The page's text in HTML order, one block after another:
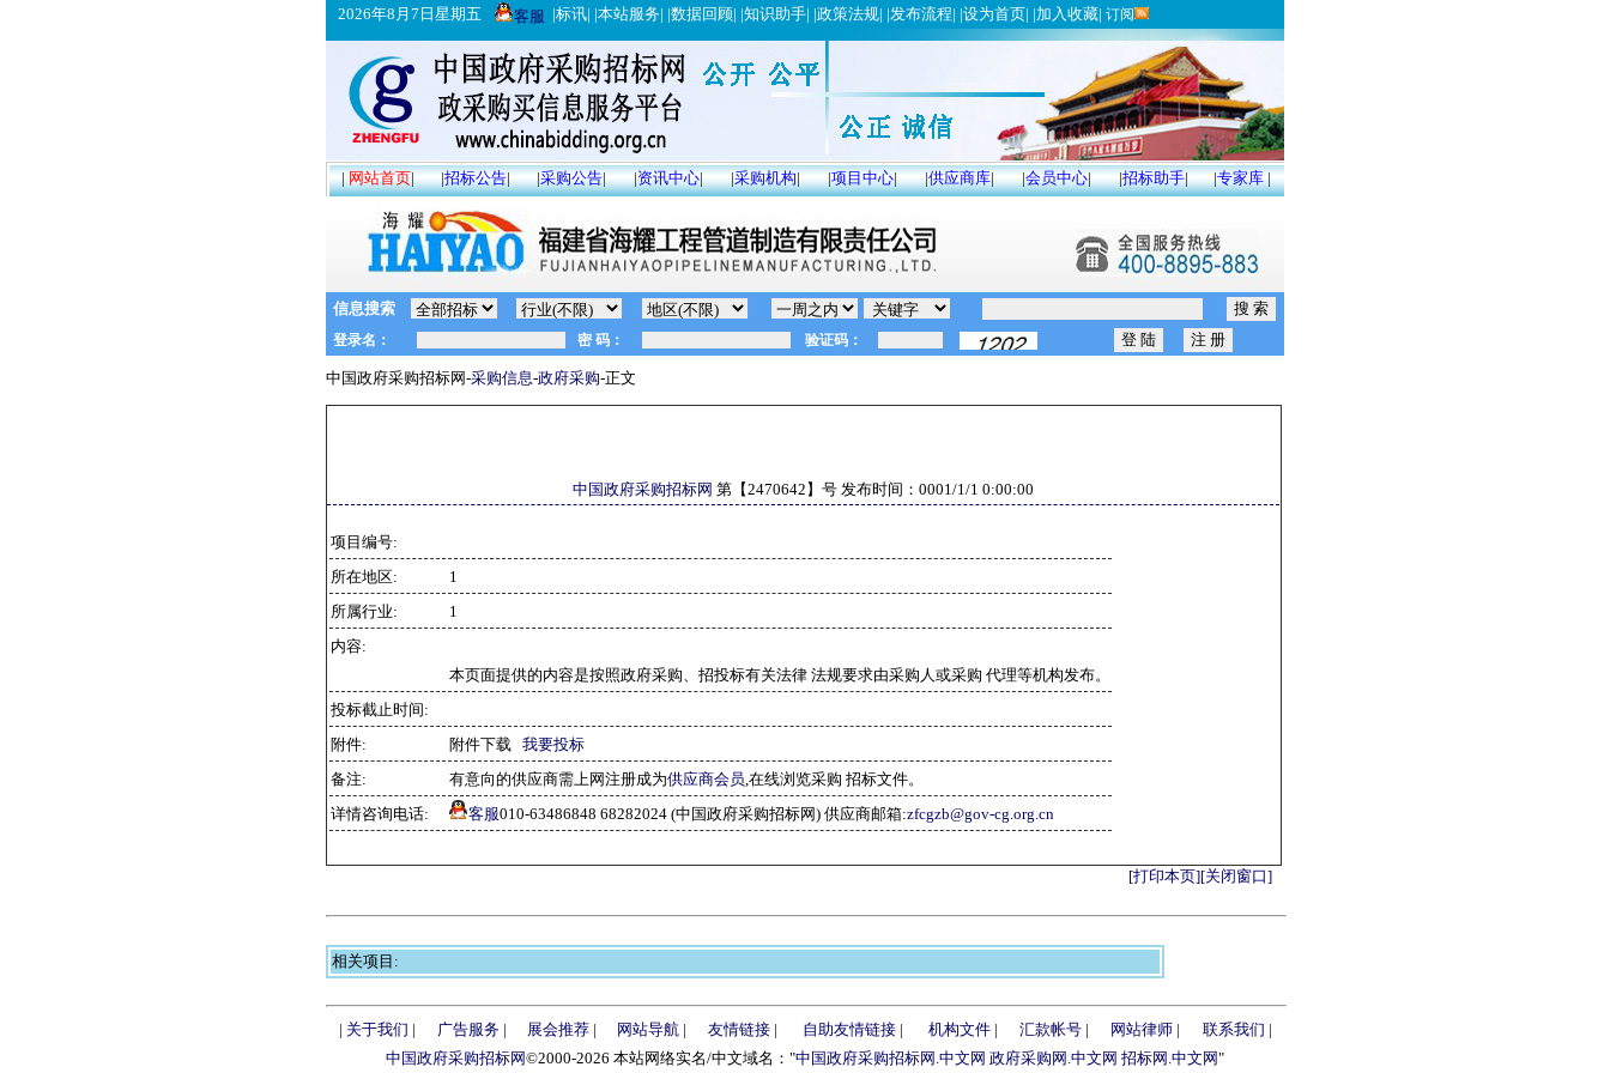
2026年8月7日星期五 客服 |标讯| |本站服务| |数据回顾| |知识助手| |政策法规| |发布流程| |设为首页| |加入收藏| 订阅
|网站首页| |招标公告| |采购公告| |资讯中心| |采购机构| |项目中心| |供应商库| |会员中心| |招标助手| |专家库|
信息搜索
中国政府采购招标网-采购信息-政府采购-正文
中国政府采购招标网 第【2470642 】号 发布时间： 0001/1/1 0:00:00
项目编号:
所在地区:
1
所属行业:
1
内容:
本页面提供的内容是按照政府采购、招投标有关法律 法规要求由采购人或采购 代理等机构发布。
投标截止时间:
附件:
附件下载 我要投标
备注:
有意向的供应商需上网注册成为供应商会员,在线浏览采购 招标文件。
详情咨询电话:
客服010-63486848 68282024 (中国政府采购招标网) 供应商邮箱:zfcgzb@gov-cg.org.cn
[打印本页][关闭窗口]
相关项目:
| 关于我们 | 广告服务| 展会推荐| 网站导航 | 友情链接 | 自助友情链接 | 机构文件 | 汇款帐号 | 网站律师 | 联系我们 |
中国政府采购招标网©2000-2026 本站网络实名/中文域名："中国政府采购招标网.中文网 政府采购网.中文网 招标网.中文网"